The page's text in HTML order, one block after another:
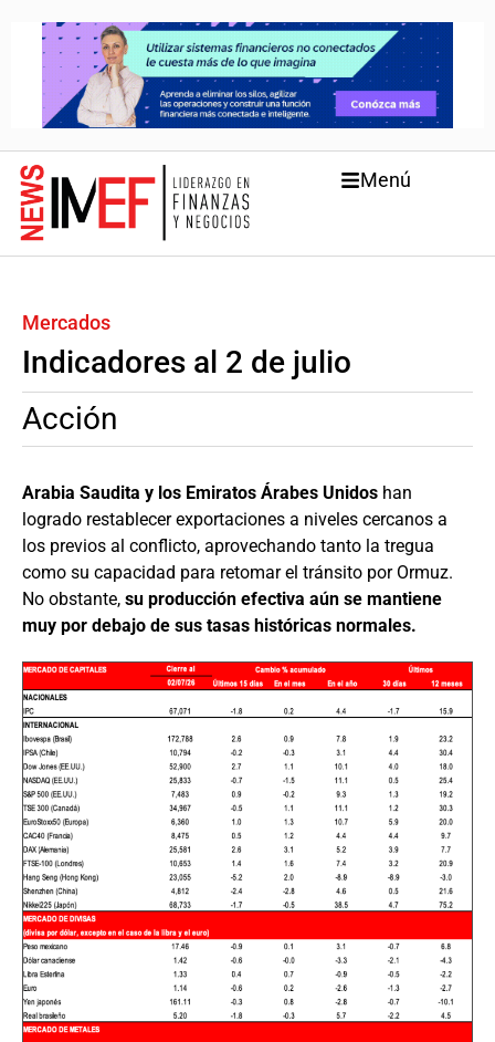
Menú
Mercados
Indicadores al 2 de julio
Acción
Arabia Saudita y los Emiratos Árabes Unidos han
logrado restablecer exportaciones a niveles cercanos a
los previos al conflicto, aprovechando tanto la tregua
como su capacidad para retomar el tránsito por Ormuz.
No obstante, su producción efectiva aún se mantiene
muy por debajo de sus tasas históricas normales.